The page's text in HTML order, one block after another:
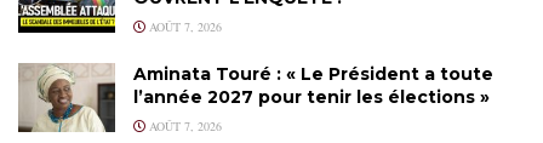
AOÛT 7, 2026
Aminata Touré : « Le Président a toute
l’année 2027 pour tenir les élections »
AOÛT 7, 2026